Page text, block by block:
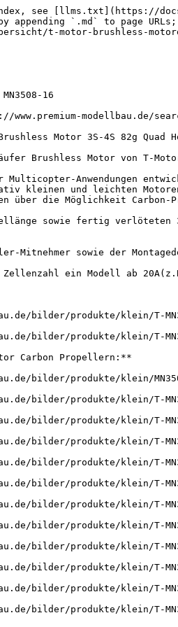
see [llms.txt](https://
appending `.md` to page
t-motor-brushless-
16
www.premium-modellbau.de/
Motor 3S-4S 82g
Brushless Motor von T-
Anwendungen
kleinen und leichten
über die Möglichkeit
sowie fertig
Mitnehmer sowie der
ein Modell ab
bilder/produkte/klein/T-
bilder/produkte/klein/T-
Carbon Propellern:**
bilder/produkte/klein/
bilder/produkte/klein/T-
bilder/produkte/klein/T-
bilder/produkte/klein/T-
bilder/produkte/klein/T-
bilder/produkte/klein/T-
bilder/produkte/klein/T-
bilder/produkte/klein/T-
bilder/produkte/klein/T-
bilder/produkte/klein/T-
bilder/produkte/klein/T-